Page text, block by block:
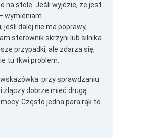
na stole. Jeśli wyjdzie, że jest
wymieniam.
jeśli dalej nie ma poprawy,
sterownik skrzyni lub silnika
przypadki, ale zdarza się,
tu tkwi problem.
przy sprawdzaniu
złączy dobrze mieć drugą
Często jedna para rąk to